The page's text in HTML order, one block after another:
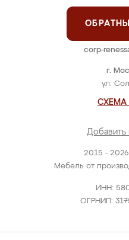
2015 -
Мебель от
ИНН:
ОГРНИП:
г.
ул.
СХЕМА
Добавить
corp-